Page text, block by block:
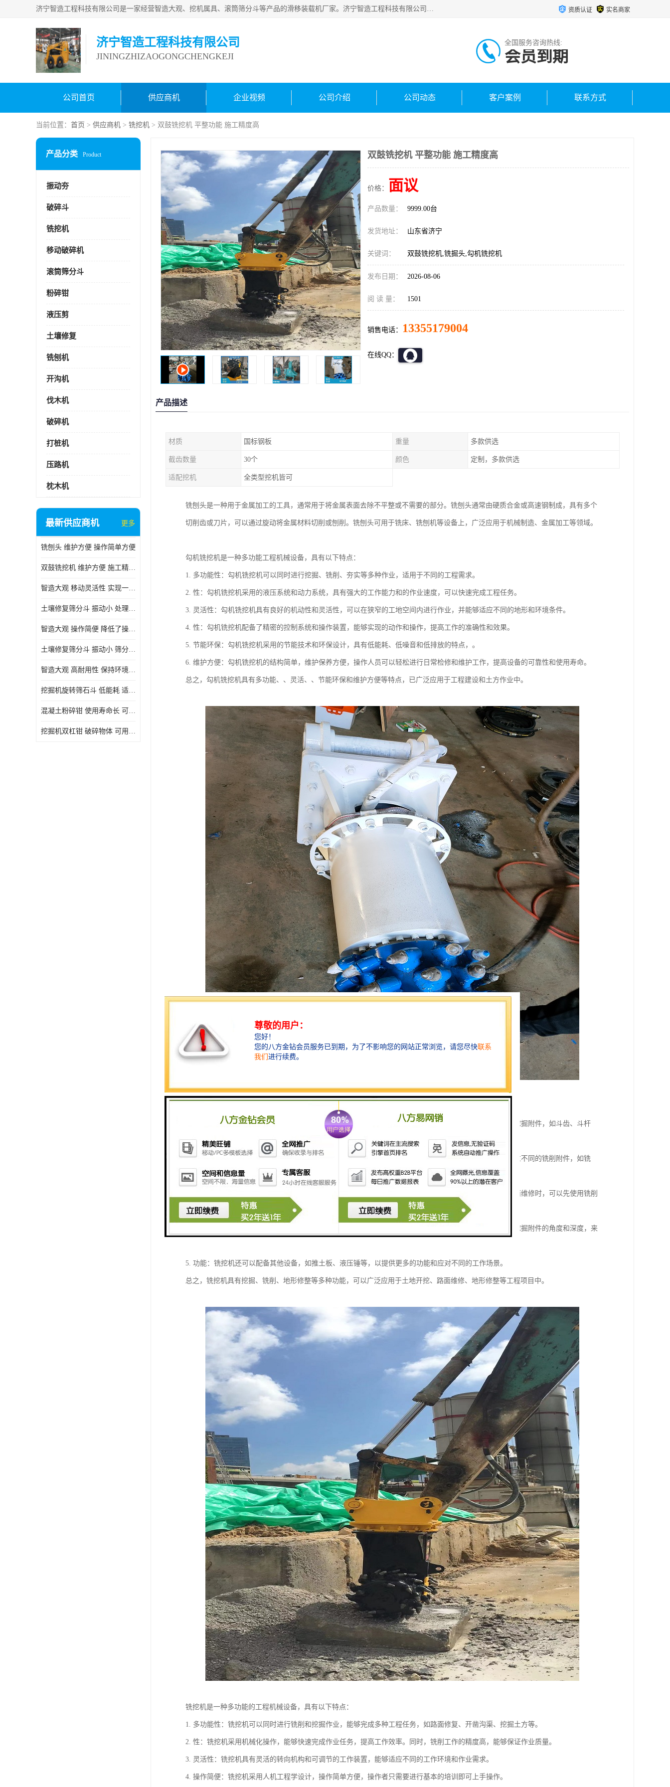
济宁智造工程科技有限公司是一家经营智造大观、挖机属具、滚筒筛分斗等产品的滑移装载机厂家。济宁智造工程科技有限公司奉行以质量赢得用户，诚信为本，互利共赢的宗旨，依靠雄厚的技术力量，科学的管理制度，先进的加工检测设备，始终坚持以客户为中心，免费咨询！ 资质认证 实名商家
济宁智造工程科技有限公司
JININGZHIZAOGONGCHENGKEJI
全国服务咨询热线:
会员到期
公司首页 供应商机 企业视频 公司介绍 公司动态 客户案例 联系方式
当前位置： 首页 > 供应商机 > 铣挖机 > 双鼓铣挖机 平整功能 施工精度高
产品分类 Product
振动夯
破碎斗
铣挖机
移动破碎机
滚筒筛分斗
粉碎钳
液压剪
土壤修复
铣刨机
开沟机
伐木机
破碎机
打桩机
压路机
枕木机
最新供应商机 更多
铣刨头 维护方便 操作简单方便
双鼓铣挖机 维护方便 施工精度高
智造大观 移动灵活性 实现一机多用
土壤修复筛分斗 振动小 处理能力大
智造大观 操作简便 降低了操作难度
土壤修复筛分斗 振动小 筛分效果可调节
智造大观 高耐用性 保持环境整洁
挖掘机旋转筛石斗 低能耗 适用范围广
混凝土粉碎钳 使用寿命长 可用于多种场合
挖掘机双杠钳 破碎物体 可用于多种场合
双鼓铣挖机 平整功能 施工精度高
价格： 面议
产品数量： 9999.00台
发货地址： 山东省济宁
关键词： 双鼓铣挖机,铣掘头,勾机铣挖机
发布日期： 2026-08-06
阅 读 量： 1501
销售电话： 13355179004
在线QQ：
产品描述
材质 国标钢板 重量 多款供选
截齿数量 30个 颜色 定制，多款供选
适配挖机 全类型挖机皆可
铣刨头是一种用于金属加工的工具，通常用于将金属表面去除不平整或不需要的部分。铣刨头通常由硬质合金或高速钢制成，具有多个
切削齿或刀片，可以通过旋动将金属材料切削或刨削。铣刨头可用于铣床、铣刨机等设备上，广泛应用于机械制造、金属加工等领域。
勾机铣挖机是一种多功能工程机械设备，具有以下特点：
1. 多功能性：勾机铣挖机可以同时进行挖掘、铣削、夯实等多种作业，适用于不同的工程需求。
2. 性：勾机铣挖机采用的液压系统和动力系统，具有强大的工作能力和的作业速度，可以快速完成工程任务。
3. 灵活性：勾机铣挖机具有良好的机动性和灵活性，可以在狭窄的工地空间内进行作业，并能够适应不同的地形和环境条件。
4. 性：勾机铣挖机配备了精密的控制系统和操作装置，能够实现的动作和操作，提高工作的准确性和效果。
5. 节能环保：勾机铣挖机采用的节能技术和环保设计，具有低能耗、低噪音和低排放的特点，。
6. 维护方便：勾机铣挖机的结构简单，维护保养方便，操作人员可以轻松进行日常检修和维护工作，提高设备的可靠性和使用寿命。
总之，勾机铣挖机具有多功能、、灵活、、节能环保和维护方便等特点，已广泛应用于工程建设和土方作业中。
1. 挖掘功能：铣挖机可以进行土地的开挖工作，包括挖掘沟渠、挖掘地基、挖掘坑道等。它可以通过不同的挖掘附件，如斗齿、斗杆
等，来适应不同的挖掘需求。
2. 铣削功能：铣挖机可以进行地面的铣削工作，包括铣削路面、铣削水泥路面、铣削沥青路面等。它可以通过不同的铣削附件，如铣
刀、铣削头等，来适应不同的铣削需求。
3. 挖掘和铣削的组合功能：铣挖机可以同时进行挖掘和铣削工作，提高工作效率和灵活性。例如，在进行路面维修时，可以先使用铣削
附件铣削旧路面，然后使用挖掘附件挖掘新的路基。
4. 地形修整功能：铣挖机可以进行地形修整工作，包括平整地面、修整边坡、整平路基等。它可以通过调整挖掘附件的角度和深度，来
5. 功能：铣挖机还可以配备其他设备，如推土板、液压锤等，以提供更多的功能和应对不同的工作场景。
总之，铣挖机具有挖掘、铣削、地形修整等多种功能，可以广泛应用于土地开挖、路面维修、地形修整等工程项目中。
铣挖机是一种多功能的工程机械设备，具有以下特点：
1. 多功能性：铣挖机可以同时进行铣削和挖掘作业，能够完成多种工程任务，如路面修复、开凿沟渠、挖掘土方等。
2. 性：铣挖机采用机械化操作，能够快速完成作业任务，提高工作效率。同时，铣削工作的精度高，能够保证作业质量。
3. 灵活性：铣挖机具有灵活的转向机构和可调节的工作装置，能够适应不同的工作环境和作业需求。
4. 操作简便：铣挖机采用人机工程学设计，操作简单方便，操作者只需要进行基本的培训即可上手操作。